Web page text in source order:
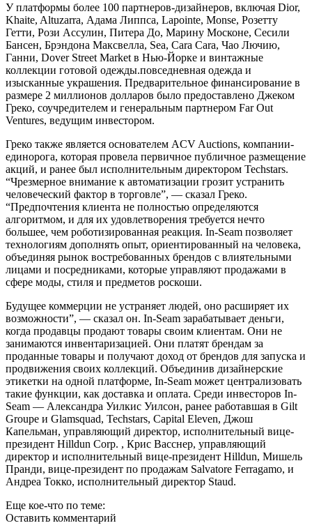
У платформы более 100 партнеров-дизайнеров, включая Dior,
Khaite, Altuzarra, Адама Липпса, Lapointe, Monse, Розетту
Гетти, Рози Ассулин, Питера До, Марину Москоне, Сесили
Бансен, Брэндона Максвелла, Sea, Cara Cara, Чао Лючию,
Ганни, Dover Street Market в Нью-Йорке и винтажные
коллекции готовой одежды.повседневная одежда и
изысканные украшения. Предварительное финансирование в
размере 2 миллионов долларов было предоставлено Джеком
Греко, соучредителем и генеральным партнером Far Out
Ventures, ведущим инвестором.
Греко также является основателем ACV Auctions, компании-
единорога, которая провела первичное публичное размещение
акций, и ранее был исполнительным директором Techstars.
“Чрезмерное внимание к автоматизации грозит устранить
человеческий фактор в торговле”, — сказал Греко.
“Предпочтения клиента не полностью определяются
алгоритмом, и для их удовлетворения требуется нечто
большее, чем роботизированная реакция. In-Seam позволяет
технологиям дополнять опыт, ориентированный на человека,
объединяя рынок востребованных брендов с влиятельными
лицами и посредниками, которые управляют продажами в
сфере моды, стиля и предметов роскоши.
Будущее коммерции не устраняет людей, оно расширяет их
возможности”, — сказал он. In-Seam зарабатывает деньги,
когда продавцы продают товары своим клиентам. Они не
занимаются инвентаризацией. Они платят брендам за
проданные товары и получают доход от брендов для запуска и
продвижения своих коллекций. Объединив дизайнерские
этикетки на одной платформе, In-Seam может централизовать
такие функции, как доставка и оплата. Среди инвесторов In-
Seam — Александра Уилкис Уилсон, ранее работавшая в Gilt
Groupe и Glamsquad, Techstars, Capital Eleven, Джош
Капельман, управляющий директор, исполнительный вице-
президент Hilldun Corp. , Крис Васснер, управляющий
директор и исполнительный вице-президент Hilldun, Мишель
Пранди, вице-президент по продажам Salvatore Ferragamo, и
Андреа Токко, исполнительный директор Staud.
Еще кое-что по теме:
Оставить комментарий